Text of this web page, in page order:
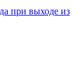
при выходе из